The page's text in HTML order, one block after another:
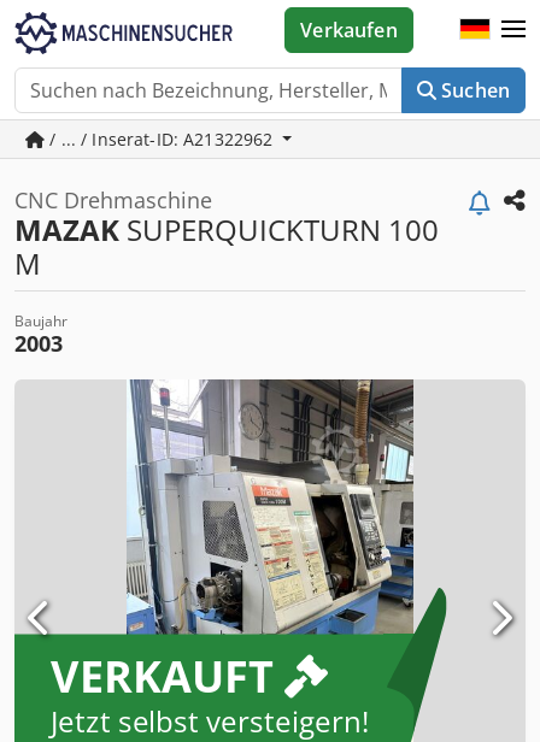
Suchen
Verkaufen
/ ... / Inserat-ID: A21322962
CNC Drehmaschine
MAZAK SUPERQUICKTURN 100
M
Baujahr
2003
VERKAUFT
Jetzt selbst versteigern!